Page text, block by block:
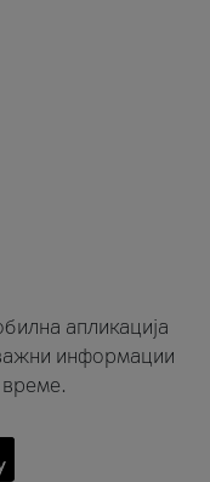
апликација
информации